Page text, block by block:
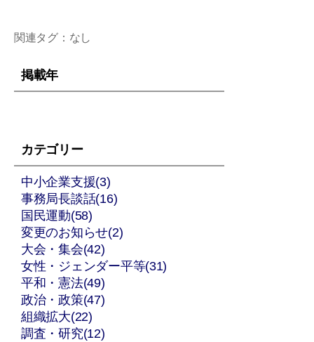
関連タグ：なし
掲載年
カテゴリー
中小企業支援(3)
事務局長談話(16)
国民運動(58)
変更のお知らせ(2)
大会・集会(42)
女性・ジェンダー平等(31)
平和・憲法(49)
政治・政策(47)
組織拡大(22)
調査・研究(12)